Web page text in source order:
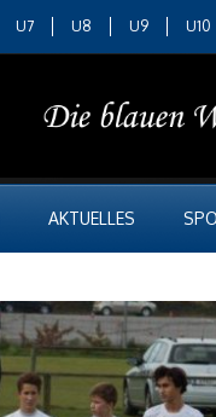
U7 U8 U9 U10
AKTUELLES